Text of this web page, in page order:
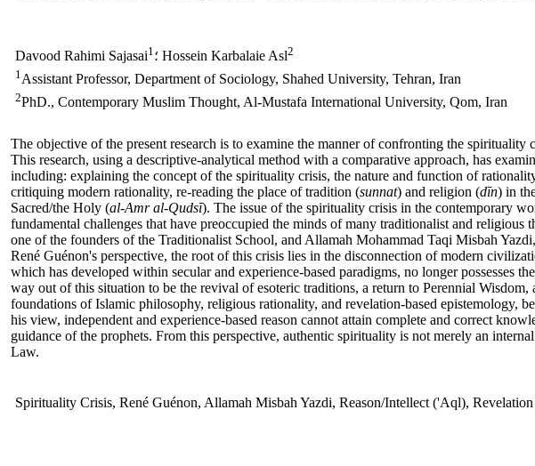
Davood Rahimi Sajasai1 ؛ Hossein Karbalaie Asl2
1 Assistant Professor, Department of Sociology, Shahed University, Tehran, Iran
2PhD., Contemporary Muslim Thought, Al-Mustafa International University, Qom, Iran
The objective of the present research is to examine the manner of confronting the
This research, using a descriptive-analytical method with a comparative approach, has
including: explaining the concept of the spirituality crisis, the nature and function of
critiquing modern rationality, re-reading the place of tradition (sunnat) and religion (dīn) in
Sacred/the Holy (al-Amr al-Qudsī). The issue of the spirituality crisis in the contemporary
fundamental challenges that have preoccupied the minds of many traditionalist and
one of the founders of the Traditionalist School, and Allamah Mohammad Taqi Misbah
René Guénon's perspective, the root of this crisis lies in the disconnection of modern
which has developed within secular and experience-based paradigms, no longer possesses
way out of this situation to be the revival of esoteric traditions, a return to Perennial
foundations of Islamic philosophy, religious rationality, and revelation-based epistemology,
his view, independent and experience-based reason cannot attain complete and correct
guidance of the prophets. From this perspective, authentic spirituality is not merely an
Law.
Spirituality Crisis, René Guénon, Allamah Misbah Yazdi, Reason/Intellect ('Aql),